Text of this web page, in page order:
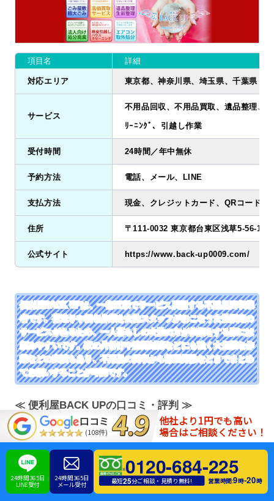
項目名 詳細
対応エリア 東京都、神奈川県、埼玉県、千葉県
サービス
不用品回収、不用品買取、遺品整理、
ﾘｰﾆﾝｸﾞ、引越し作業
受付時間 24時間／年中無休
予約方法 電話、メール、LINE
支払方法 現金、クレジットカード、QRコード決
住所 〒111-0032 東京都台東区浅草5-56-10
公式サイト https://www.back-up0009.com/
便利屋BACK UPは、一都三県でサービス展開する不用品回収業
者です。荷造りや梱包作業を女性スタッフがおこなう女性限定の
サービスがあるため、一人暮らしの女性の方が依頼をする際には
頼みやすいです。家の片付けや清掃対応などにも強く大規模な作
業などの実績もあり、不用品の回収から部屋掃除などまでまとめ
てお願いすることが可能です。
≪ 便利屋BACK UPの口コミ・評判 ≫
はじめて依頼させてもらいました。丁寧に物を扱ってもら
ってとても助かりました。色んな物が出てきてビックリし
ました。あんまり祖母のものとか見ないので流石だなと思
いました。
口コミ
(108件)
他社より1円でも高い
場合はご相談ください！
24時間365日
LINE受付
24時間365日
メール受付
0120-684-225
最短25分ご相談・見積り無料! 営業時間:9時-20時